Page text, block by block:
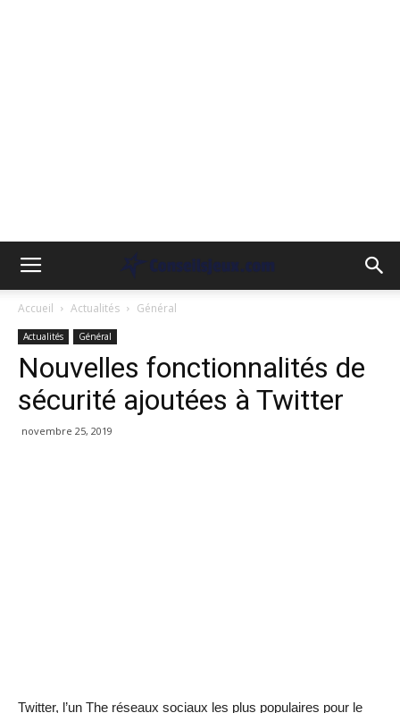
Accueil Actualités Général
Actualités Général
Nouvelles fonctionnalités de
sécurité ajoutées à Twitter
novembre 25, 2019
Twitter, l’un The réseaux sociaux les plus populaires pour le